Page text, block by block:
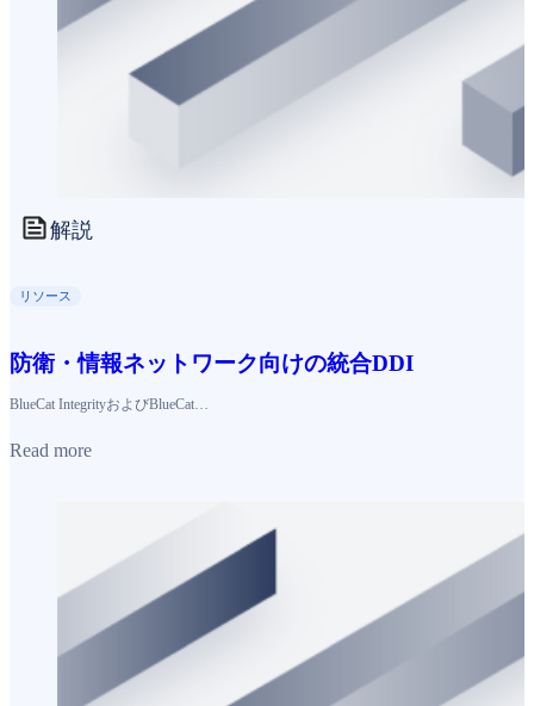
解説
リソース
防衛・情報ネットワーク向けの統合DDI
BlueCat IntegrityおよびBlueCat…
Read more